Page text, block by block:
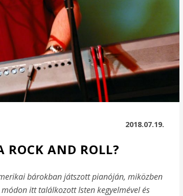
2018.07.19.
ROCK AND ROLL?
bárokban játszott pianóján, miközben
itt találkozott Isten kegyelmével és